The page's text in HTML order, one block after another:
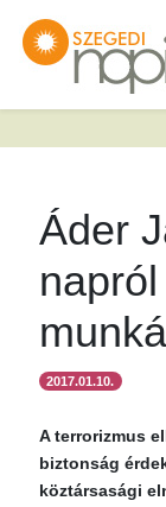
Áder
2017.01.10.
A terrorizmus
biztonság
köztársasági